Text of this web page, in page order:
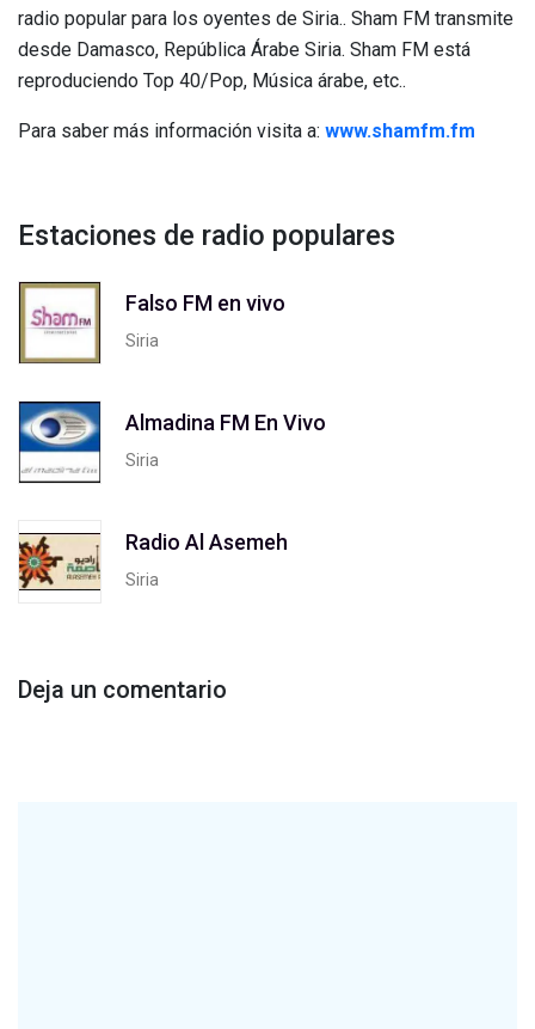
radio popular para los oyentes de Siria.. Sham FM transmite
desde Damasco, República Árabe Siria. Sham FM está
reproduciendo Top 40/Pop, Música árabe, etc..
Para saber más información visita a: www.shamfm.fm
Estaciones de radio populares
Falso FM en vivo
Siria
Almadina FM En Vivo
Siria
Radio Al Asemeh
Siria
Deja un comentario